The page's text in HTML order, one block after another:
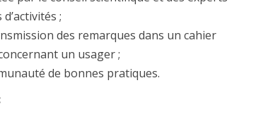
;
des remarques dans un cahier
un usager ;
de bonnes pratiques.